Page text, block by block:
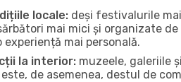
locale: deși festivalurile
mai mici și organizate
mai personală.
la interior: muzeele, galeriile
de asemenea, destul de